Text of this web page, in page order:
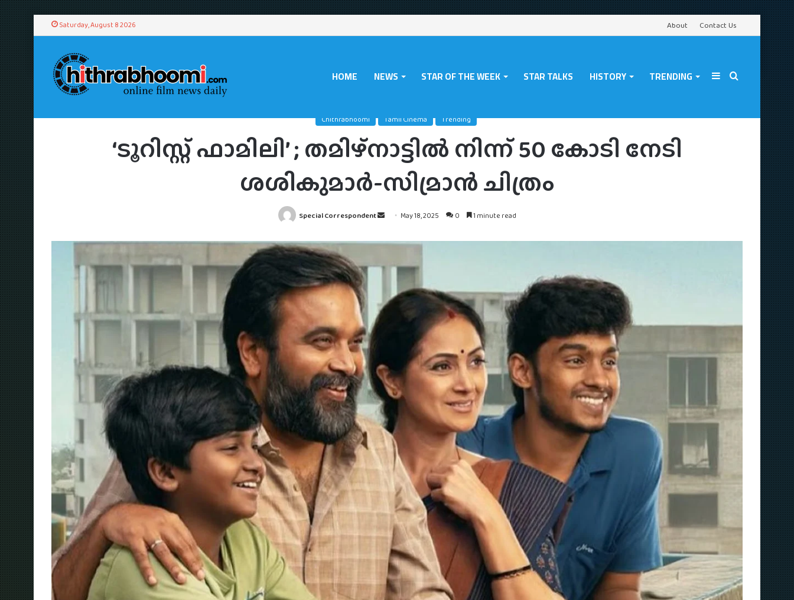
Saturday, August 8 2026 About Contact Us
HOME NEWS STAR OF THE WEEK STAR TALKS HISTORY TRENDING Search
Sidebar
Home
Chithrabhoomi Tamil Cinema Trending
‘ടൂറിസ്റ്റ് ഫാമിലി’ ; തമിഴ്‌നാട്ടിൽ നിന്ന് 50 കോടി നേടി
ശശികുമാർ-സിമ്രാൻ ചിത്രം
Special Correspondent
Send
email
May 18, 2025 0 1 minute read